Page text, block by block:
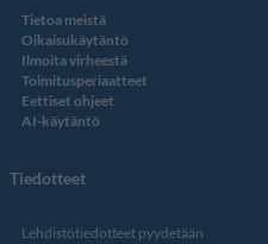
Tietoa meistä
Oikaisukäytäntö
Ilmoita virheestä
Toimitusperiaatteet
Eettiset ohjeet
AI-käytäntö
Tiedotteet
Lehdistötiedotteet pyydetään